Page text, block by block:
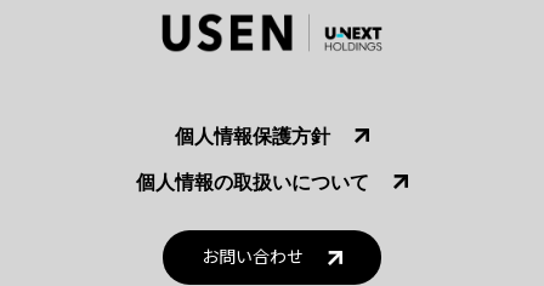
個人情報保護方針
個人情報の取扱いについて
お問い合わせ